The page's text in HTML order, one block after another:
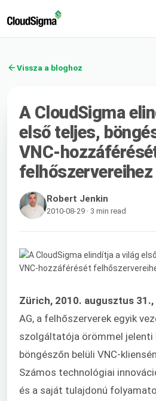
Vissza a bloghoz
A CloudSigma
első teljes,
VNC-
felhőszervereihez
Robert Jenkin
2010-08-29 · 3 min read
Zürich, 2010. augusztus 31.,
AG, a felhőszerverek egyik
szolgáltatója örömmel jelenti
böngészőn belüli VNC-
Számos technológiai
és a saját tulajdonú